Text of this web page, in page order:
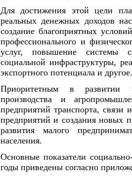
Для достижения этой цели
реальных денежных доходов
создание благоприятных
профессионального и
услуг, повышение системы
социальной инфраструктуры,
экспортного потенциала и другое.
Приоритетным в развитии
производства и
предприятий транспорта,
предприятий и создания новых
развития малого
населения.
Основные показатели
годы приведены согласно